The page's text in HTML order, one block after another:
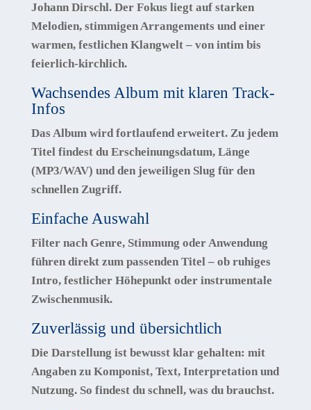
Johann Dirschl. Der Fokus liegt auf starken
Melodien, stimmigen Arrangements und einer
warmen, festlichen Klangwelt – von intim bis
feierlich-kirchlich.
Wachsendes Album mit klaren Track-
Infos
Das Album wird fortlaufend erweitert. Zu jedem
Titel findest du Erscheinungsdatum, Länge
(MP3/WAV) und den jeweiligen Slug für den
schnellen Zugriff.
Einfache Auswahl
Filter nach Genre, Stimmung oder Anwendung
führen direkt zum passenden Titel – ob ruhiges
Intro, festlicher Höhepunkt oder instrumentale
Zwischenmusik.
Zuverlässig und übersichtlich
Die Darstellung ist bewusst klar gehalten: mit
Angaben zu Komponist, Text, Interpretationund
Nutzung. So findest du schnell, was du brauchst.